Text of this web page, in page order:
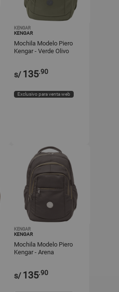
KENGAR
KENGAR
Mochila Modelo Piero
Kengar - Verde Olivo
s/ 135.90
Exclusivo para venta web
KENGAR
KENGAR
Mochila Modelo Piero
Kengar - Arena
s/ 135.90